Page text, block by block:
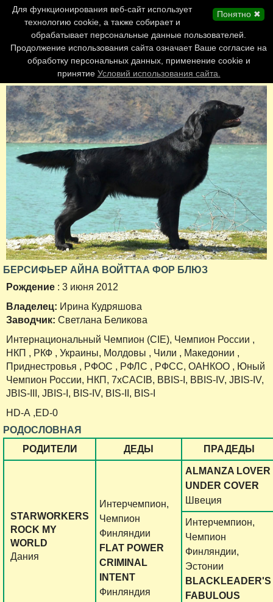
Главная страница
Обновления сайта
Контакты
Персоналии
Форум
БЕРСИФЬЕР АЙНА ВОЙТТАА ФОР БЛЮЗ
Рождение : 3 июня 2012
Владелец: Ирина Кудряшова
Заводчик: Светлана Беликова
Интернациональный Чемпион (CIE), Чемпион России ,
НКП , РКФ , Украины, Молдовы , Чили , Македонии ,
Приднестровья , РФОС , РФЛС , РФCС, ОАНКОО , Юный
Чемпион России, НКП, 7хCACIB, ВBIS-I, ВBIS-IV, JBIS-IV,
JBIS-III, JBIS-I, BIS-IV, BIS-II, BIS-I
HD-А ,ED-0
РОДОСЛОВНАЯ
РОДИТЕЛИ
ДЕДЫ ПРАДЕДЫ
STARWORKERS
ROCK MY
WORLD
Дания
Интерчемпион,
Чемпион
Финляндии
FLAT POWER
CRIMINAL
INTENT
Финляндия
ALMANZA LOVER
UNDER COVER
Швеция
Интерчемпион,
Чемпион
Финляндии,
Эстонии
BLACKLEADER'S
FABULOUS
Понятно ✖
Для функционирования веб-сайт использует
технологию cookie, а также собирает и
обрабатывает персональные данные пользователей.
Продолжение использования сайта означает Ваше согласие на
обработку персональных данных, применение cookie и
принятие Условий использования сайта.